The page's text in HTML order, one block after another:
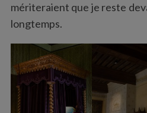
mériteraient que je reste
longtemps.
e
a
r
c
h